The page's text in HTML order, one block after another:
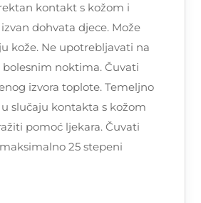
kontakt s kožom i
dohvata djece. Može
kože. Ne upotrebljavati na
noktima. Čuvati
izvora toplote. Temeljno
slučaju kontakta s kožom
pomoć ljekara. Čuvati
25 stepeni